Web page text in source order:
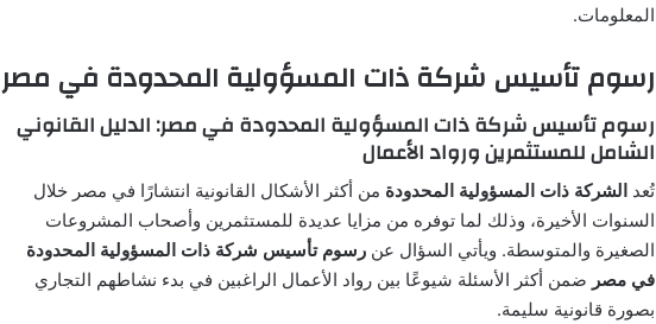
المعلومات.
رسوم تأسيس شركة ذات المسؤولية المحدودة في مصر
رسوم تأسيس شركة ذات المسؤولية المحدودة في مصر: الدليل القانوني
الشامل للمستثمرين ورواد الأعمال
تُعد الشركة ذات المسؤولية المحدودة من أكثر الأشكال القانونية انتشارًا في مصر خلال
السنوات الأخيرة، وذلك لما توفره من مزايا عديدة للمستثمرين وأصحاب المشروعات
الصغيرة والمتوسطة. ويأتي السؤال عن رسوم تأسيس شركة ذات المسؤولية المحدودة
في مصر ضمن أكثر الأسئلة شيوعًا بين رواد الأعمال الراغبين في بدء نشاطهم التجاري
بصورة قانونية سليمة.